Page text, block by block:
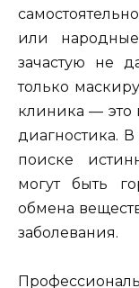
или
зачастую не
только
клиника — это
диагностика.
поиске
могут быть
обмена
заболевания.